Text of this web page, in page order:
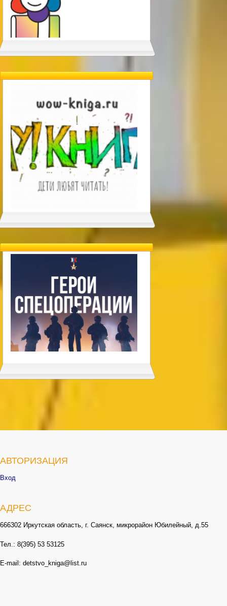
АВТОРИЗАЦИЯ
Вход
АДРЕС
666302 Иркутская область, г. Саянск, микрорайон Юбилейный, д.55
Тел.: 8(395) 53 53125
E-mail: detstvo_kniga@list.ru